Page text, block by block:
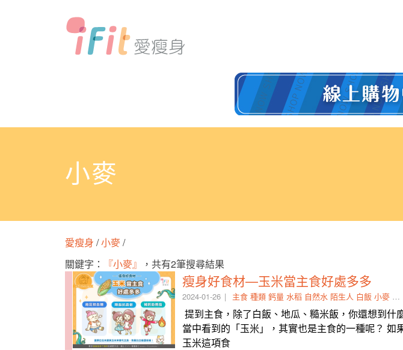
小麥
愛瘦身 /小麥/
關鍵字：
『小麥』 ，共有2筆搜尋結果
瘦身好食材—玉米當主食好處多多
2024-01-26 主食 種類 鈣量 水稻 自然水 陌生人 白飯 小麥 細
提到主食，除了白飯、地瓜、糙米飯，你還想到什
當中看到的「玉米」，其實也是主食的一種呢？ 如
玉米這項食